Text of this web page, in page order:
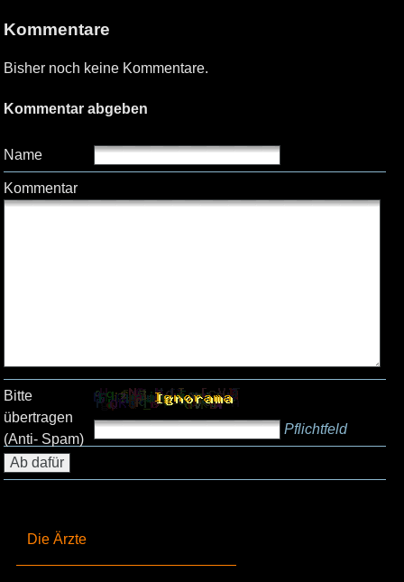
Die Ärzte
Kommentare
Bisher noch keine Kommentare.
Kommentar abgeben
Name
Kommentar
Bitte
übertragen
(Anti- Spam)
Pflichtfeld